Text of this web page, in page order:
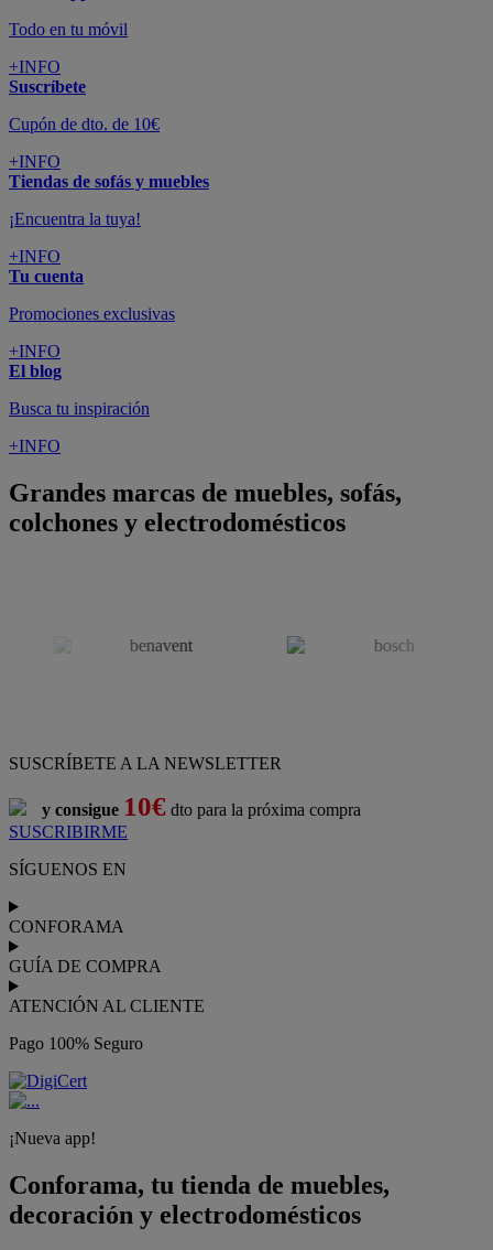
Todo en tu móvil
+INFO
Suscríbete
Cupón de dto. de 10€
+INFO
Tiendas de sofás y muebles
¡Encuentra la tuya!
+INFO
Tu cuenta
Promociones exclusivas
+INFO
El blog
Busca tu inspiración
+INFO
Grandes marcas de muebles, sofás,
colchones y electrodomésticos
SUSCRÍBETE A LA NEWSLETTER
y consigue 10€ dto para la próxima compra
SUSCRIBIRME
SÍGUENOS EN
CONFORAMA
GUÍA DE COMPRA
ATENCIÓN AL CLIENTE
Pago 100% Seguro
¡Nueva app!
Conforama, tu tienda de muebles,
decoración y electrodomésticos